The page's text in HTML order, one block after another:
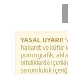
YASAL UYARI!
hakaret ve küfür
pornografik,
niteliklerde
sorumluluk